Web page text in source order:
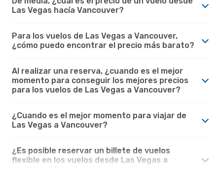
Las Vegas hacía Vancouver?
Para los vuelos de Las Vegas a Vancouver,
¿cómo puedo encontrar el precio más barato?
Al realizar una reserva, ¿cuando es el mejor
momento para conseguir los mejores precios
para los vuelos de Las Vegas a Vancouver?
¿Cuando es el mejor momento para viajar de
Las Vegas a Vancouver?
¿Es posible reservar un billete de vuelos
flexible en los vuelos desde Las Vegas a